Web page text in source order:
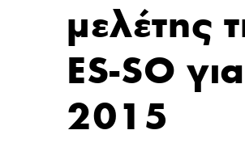
μελέτης
ES-SO
2015